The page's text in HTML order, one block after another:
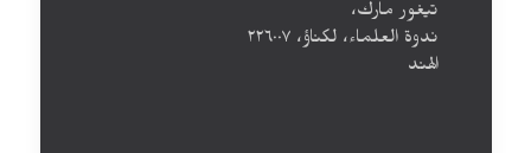
تيغور مارك،
ندوة العلماء، لكناؤ، ۲۲٦۰۰۷
الهند